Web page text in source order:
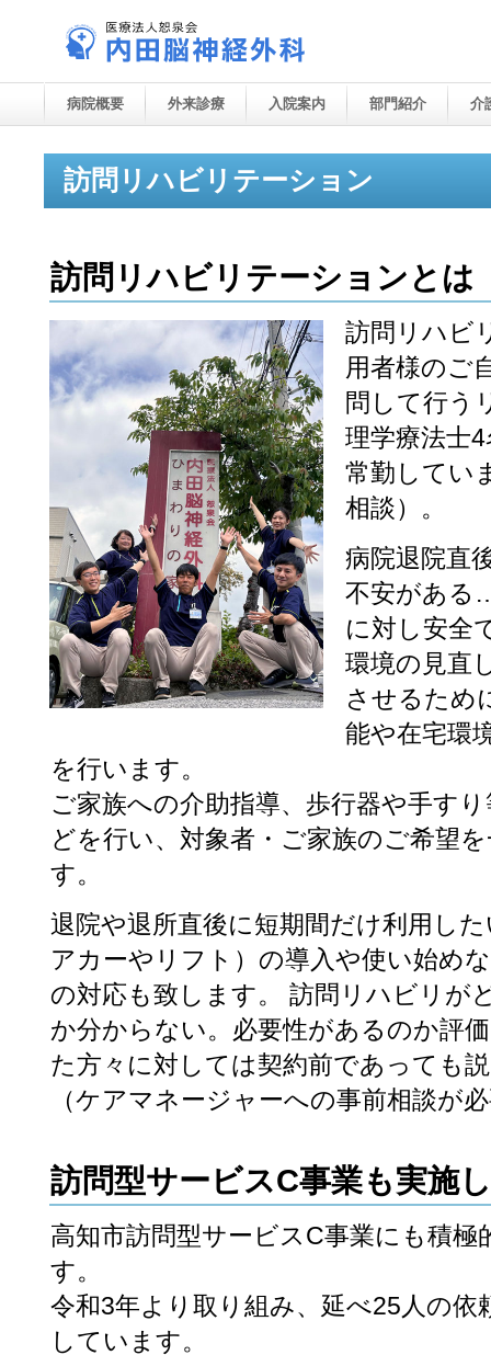
訪問リハビリテーション
訪問リハビリテーションとは
訪問リハビ
用者様のご
問して行う
理学療法士
常勤してい
相談）。
病院退院直
不安がある
に対し安全
環境の見直
させるため
能や在宅環
を行います。
ご家族への介助指導、歩行器や手す
どを行い、対象者・ご家族のご希望
す。
退院や退所直後に短期間だけ利用し
アカーやリフト）の導入や使い始め
の対応も致します。 訪問リハビリが
か分からない。必要性があるのか評
た方々に対しては契約前であっても
（ケアマネージャーへの事前相談が
訪問型サービスC事業も実施
高知市訪問型サービスC事業にも積
す。
令和3年より取り組み、延べ25人の依
しています。
病院概要 外来診療 入院案内 部門紹介 介